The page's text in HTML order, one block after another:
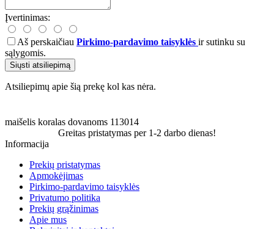
Įvertinimas:
Aš perskaičiau Pirkimo-pardavimo taisyklės ir sutinku su
sąlygomis.
Siųsti atsiliepimą
Atsiliepimų apie šią prekę kol kas nėra.
maišelis koralas dovanoms 113014
Greitas pristatymas per 1-2 darbo dienas!
Informacija
Prekių pristatymas
Apmokėjimas
Pirkimo-pardavimo taisyklės
Privatumo politika
Prekių grąžinimas
Apie mus